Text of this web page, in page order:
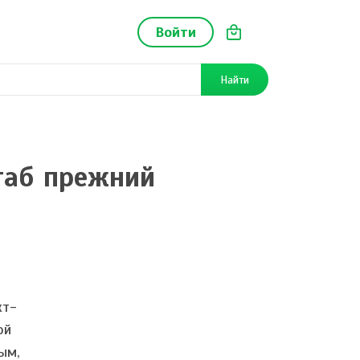
Войти
Найти
прежний